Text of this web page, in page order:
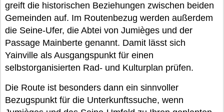
greift die historischen Beziehungen zwischen beiden
Gemeinden auf. Im Routenbezug werden außerdem
die Seine-Ufer, die Abtei von Jumièges und der
Passage Mainberte genannt. Damit lässt sich
Yainville als Ausgangspunkt für einen
selbstorganisierten Rad- und Kulturplan prüfen.
Die Route ist besonders dann ein sinnvoller
Bezugspunkt für die Unterkunftssuche, wenn